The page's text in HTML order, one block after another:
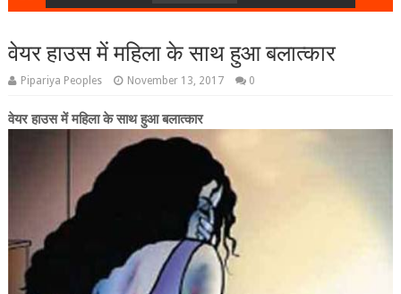
वेयर हाउस में महिला के साथ हुआ बलात्कार
Pipariya Peoples November 13, 2017 0
वेयर हाउस में महिला के साथ हुआ बलात्कार